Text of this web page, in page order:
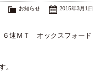
2015年3月1日
お知らせ
速ＭＴ オックスフォード
。